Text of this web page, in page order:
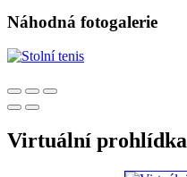
Náhodná fotogalerie
Virtuální prohlídka